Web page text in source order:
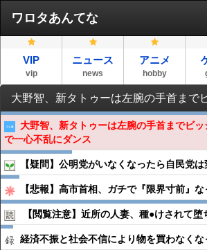
ワロタあんてな
VIP
vip
ニュース
news
アニメ
hobby
大野智、新タトゥーは左腕の手首までビ
で一心不乱にダンス
【疑問】公明党がいなくなったら自民党
【悲報】高市首相、ガチで『限界寸前』
【閲覧注意】近所の人妻、種●︎けされて堕
経済不振と社会不信により物を買わなく